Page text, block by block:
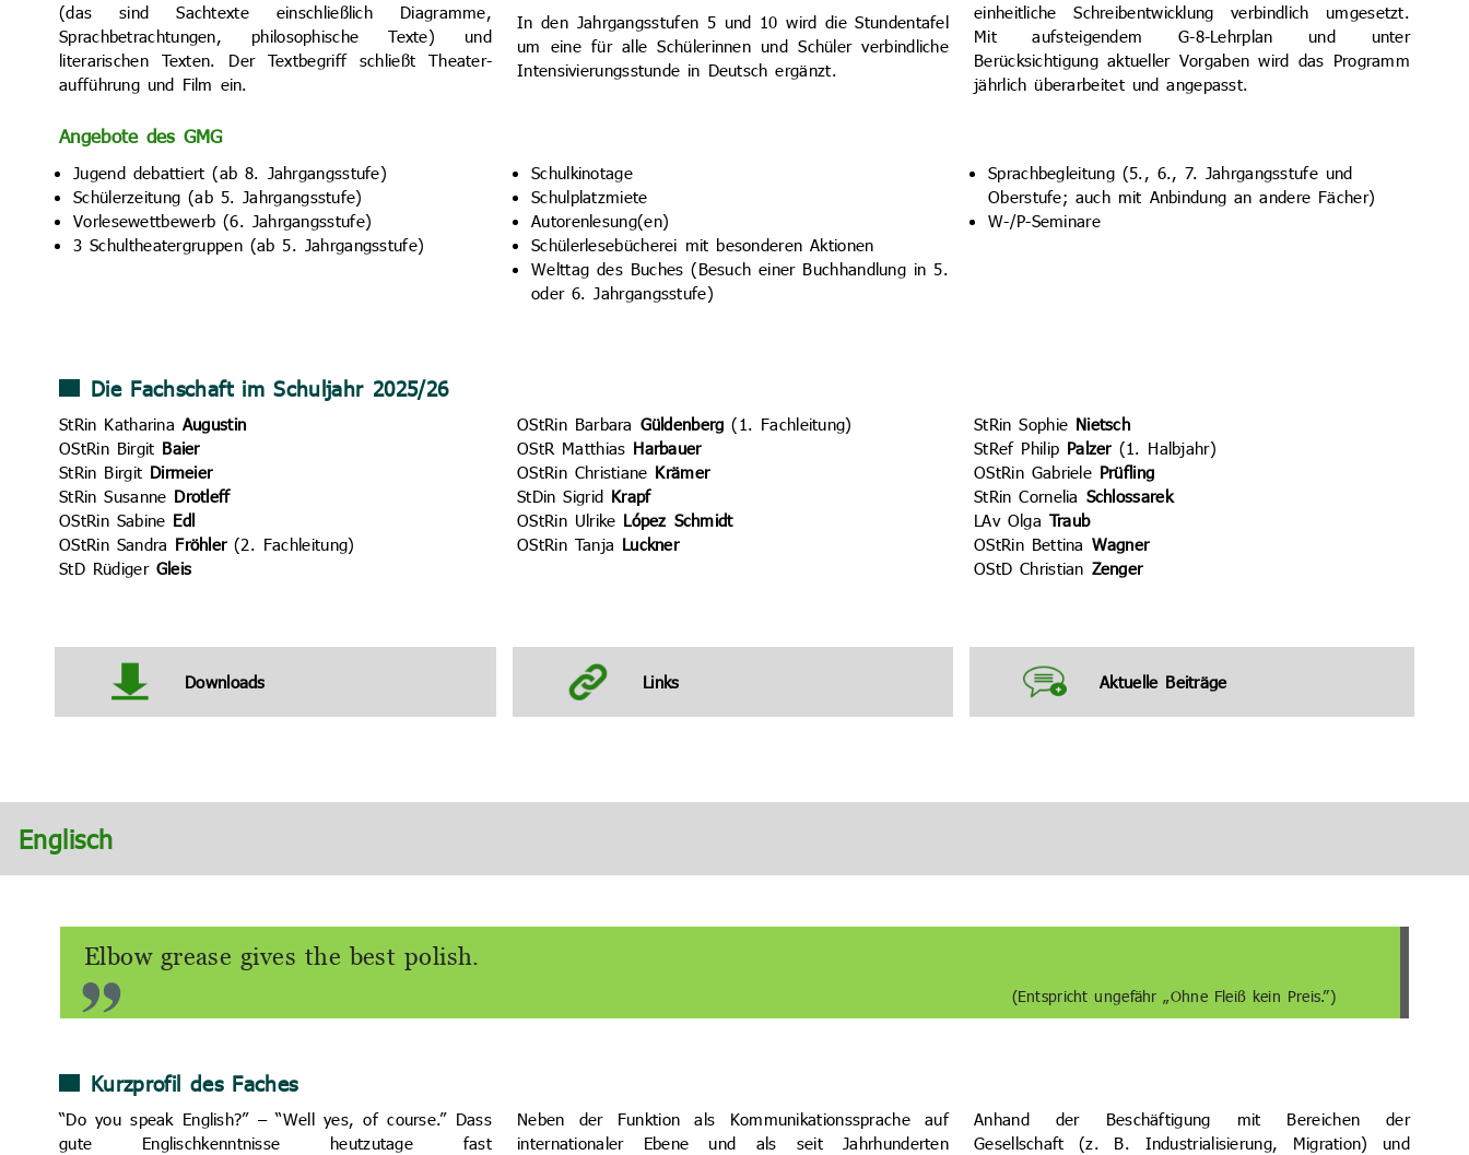
(das sind Sachtexte einschließlich Diagramme,
Sprachbetrachtungen, philosophische Texte) und
literarischen Texten. Der Textbegriff schließt Theater­
aufführung und Film ein.
In den Jahrgangsstufen 5 und 10 wird die Stundentafel
um eine für alle Schülerinnen und Schüler verbindliche
Intensivierungs­stunde in Deutsch ergänzt.
einheitliche Schreib­entwicklung verbindlich umgesetzt.
Mit aufsteigendem G-8-Lehrplan und unter
Berücksichtigung aktueller Vorgaben wird das Programm
jährlich überarbeitet und angepasst.
Angebote des GMG
Jugend debattiert (ab 8. Jahrgangsstufe)
Schülerzeitung (ab 5. Jahrgangsstufe)
Vorlesewettbewerb (6. Jahrgangsstufe)
3 Schultheatergruppen (ab 5. Jahrgangsstufe)
Schulkinotage
Schulplatzmiete
Autorenlesung(en)
Schülerlesebücherei mit besonderen Aktionen
Welttag des Buches (Besuch einer Buchhandlung in 5.
oder 6. Jahrgangsstufe)
Sprachbegleitung (5., 6., 7. Jahrgangsstufe und
Oberstufe; auch mit Anbindung an andere Fächer)
W-/P-Seminare
Die Fachschaft im Schuljahr 2025/26
StRin Katharina Augustin
OStRin Birgit Baier
StRin Birgit Dirmeier
StRin Susanne Drotleff
OStRin Sabine Edl
OStRin Sandra Fröhler(2. Fachleitung)
StD Rüdiger Gleis
OStRin Barbara Güldenberg(1. Fachleitung)
OStR Matthias Harbauer
OStRin Christiane Krämer
StDin Sigrid Krapf
OStRin Ulrike López Schmidt
OStRin Tanja Luckner
StRin Sophie Nietsch
StRef Philip Palzer(1. Halbjahr)
OStRin Gabriele Prüfling
StRin Cornelia Schlossarek
LAv Olga Traub
OStRin Bettina Wagner
OStD Christian Zenger
Downloads Links Aktuelle Beiträge
Englisch
Elbow grease gives the best polish.
(Entspricht ungefähr „Ohne Fleiß kein Preis.”)
Kurzprofil des Faches
“Do you speak English?” – “Well yes, of course.” Dass
gute Englischkenntnisse heutzutage fast
Neben der Funktion als Kommunikationssprache auf
internationaler Ebene und als seit Jahrhunderten
Anhand der Beschäftigung mit Bereichen der
Gesellschaft (z. B. Industrialisierung, Migration) und